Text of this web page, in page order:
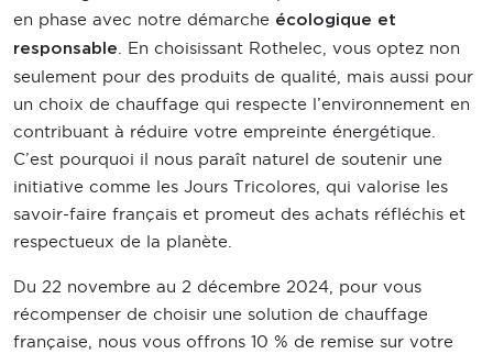
en phase avec notre démarche écologique et
responsable
. En choisissant Rothelec, vous optez non
seulement pour des produits de qualité, mais aussi pour
un choix de chauffage qui respecte l’environnement en
contribuant à réduire votre empreinte énergétique.
C’est pourquoi il nous paraît naturel de soutenir une
initiative comme les Jours Tricolores, qui valorise les
savoir-faire français et promeut des achats réfléchis et
respectueux de la planète.
Du 22 novembre au 2 décembre 2024, pour vous
récompenser de choisir une solution de chauffage
française, nous vous offrons 10 % de remise sur votre